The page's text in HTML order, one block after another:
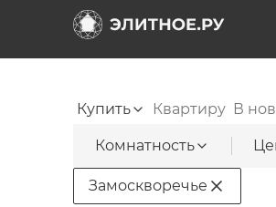
Купить Квартиру В
Комнатность
Замоскворечье